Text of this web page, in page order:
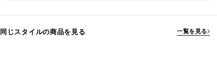
同じスタイルの商品を見る 一覧を見る